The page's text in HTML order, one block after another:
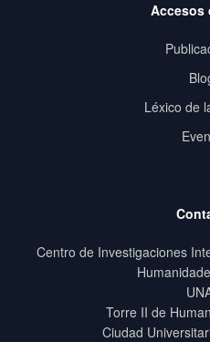
Accesos
Léxico de
Centro de Investigaciones
Torre II de
Ciudad